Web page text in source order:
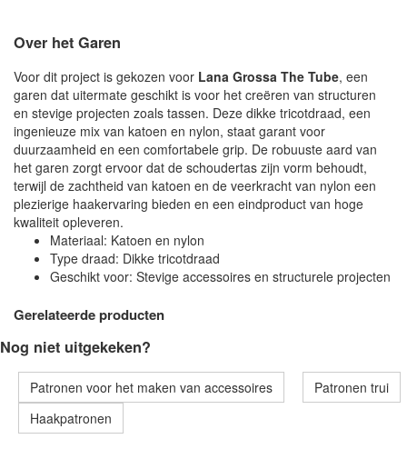
Over het Garen
Voor dit project is gekozen voor Lana Grossa The Tube, een
garen dat uitermate geschikt is voor het creëren van structuren
en stevige projecten zoals tassen. Deze dikke tricotdraad, een
ingenieuze mix van katoen en nylon, staat garant voor
duurzaamheid en een comfortabele grip. De robuuste aard van
het garen zorgt ervoor dat de schoudertas zijn vorm behoudt,
terwijl de zachtheid van katoen en de veerkracht van nylon een
plezierige haakervaring bieden en een eindproduct van hoge
kwaliteit opleveren.
Materiaal: Katoen en nylon
Type draad: Dikke tricotdraad
Geschikt voor: Stevige accessoires en structurele projecten
Gerelateerde producten
Nog niet uitgekeken?
Patronen voor het maken van accessoires
Patronen trui
Haakpatronen